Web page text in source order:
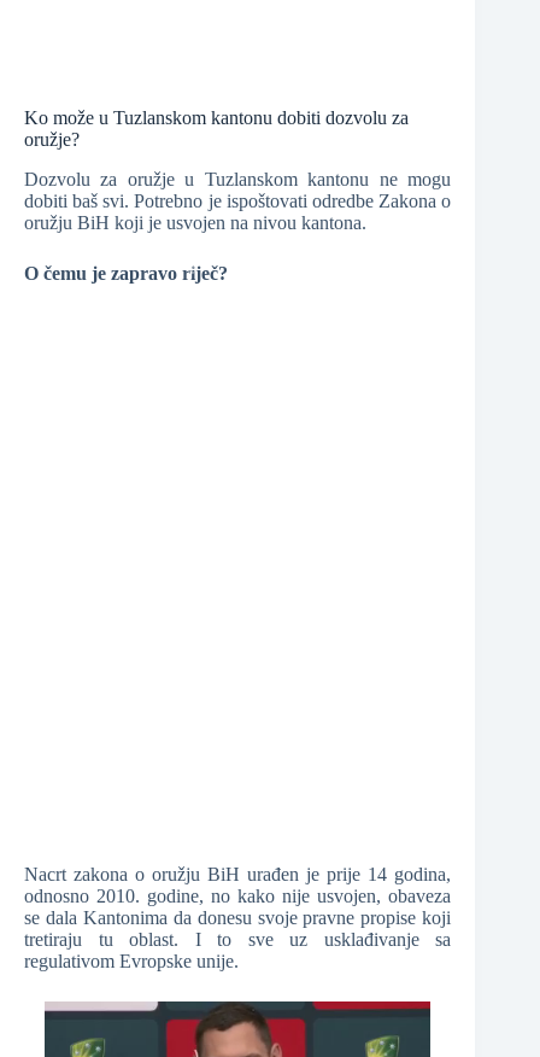
Ko može u Tuzlanskom kantonu dobiti dozvolu za
oružje?
Dozvolu za oružje u Tuzlanskom kantonu ne mogu
dobiti baš svi. Potrebno je ispoštovati odredbe Zakona o
oružju BiH koji je usvojen na nivou kantona.
O čemu je zapravo riječ?
Nacrt zakona o oružju BiH urađen je prije 14 godina,
odnosno 2010. godine, no kako nije usvojen, obaveza
se dala Kantonima da donesu svoje pravne propise koji
tretiraju tu oblast. I to sve uz usklađivanje sa
regulativom Evropske unije.
❆
❆